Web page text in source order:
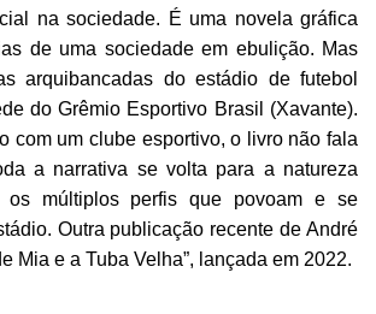
na sociedade. É uma novela gráfica
de uma sociedade em ebulição. Mas
arquibancadas do estádio de futebol
do Grêmio Esportivo Brasil (Xavante).
com um clube esportivo, o livro não fala
a narrativa se volta para a natureza
os múltiplos perfis que povoam e se
Outra publicação recente de André
Mia e a Tuba Velha”, lançada em 2022.